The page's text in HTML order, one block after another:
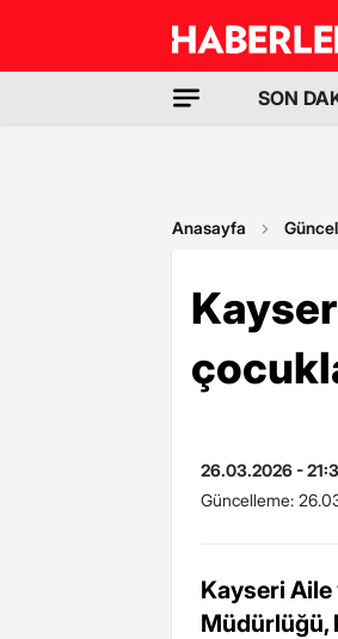
SON
Anasayfa Güncel
26.03.2026 -
Güncelleme:
Kayseri
Müdürlüğü,